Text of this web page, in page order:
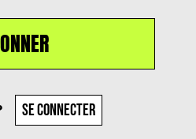
SE CONNECTER